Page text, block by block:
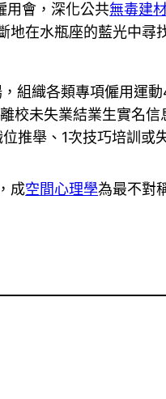
用會，深化公共無毒建
在水瓶座的藍光中
組織各類專項僱用運
未失業結業生實名信
推舉、1次技巧培訓或
成空間心理學為最不對